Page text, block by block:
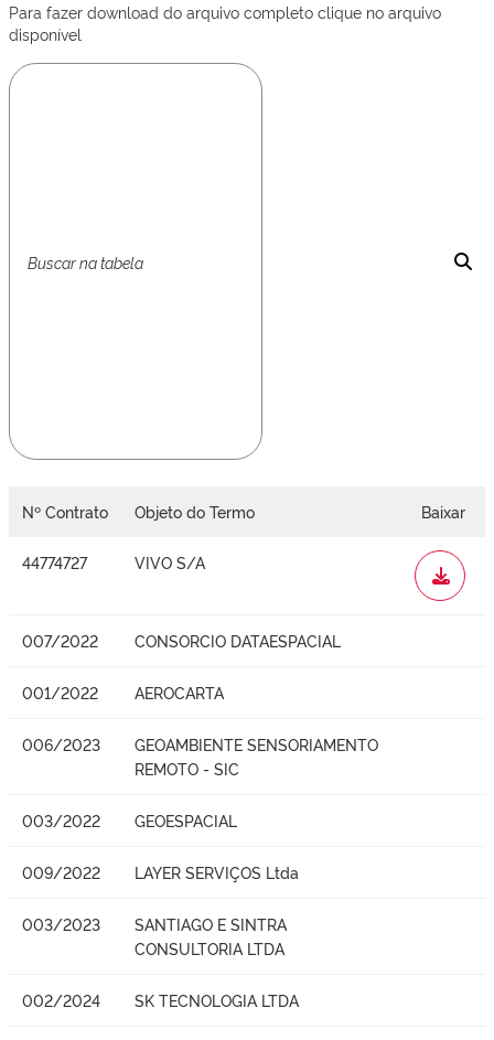
Para fazer download do arquivo completo clique no arquivo
disponível
Nº Contrato Objeto do Termo Baixar
44774727 VIVO S/A
WORD
007/2022 CONSORCIO DATAESPACIAL
001/2022 AEROCARTA
006/2023
GEOAMBIENTE SENSORIAMENTO
REMOTO - SIC
003/2022 GEOESPACIAL
009/2022 LAYER SERVIÇOS Ltda
003/2023
SANTIAGO E SINTRA
CONSULTORIA LTDA
002/2024 SK TECNOLOGIA LTDA